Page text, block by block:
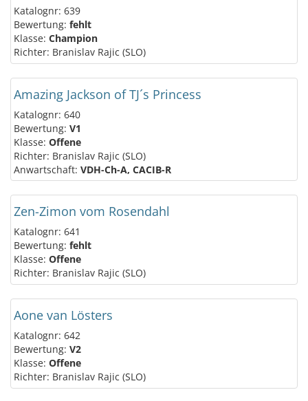
Katalognr: 639
Bewertung: fehlt
Klasse: Champion
Richter: Branislav Rajic (SLO)
Amazing Jackson of TJ´s Princess
Katalognr: 640
Bewertung: V1
Klasse: Offene
Richter: Branislav Rajic (SLO)
Anwartschaft: VDH-Ch-A, CACIB-R
Zen-Zimon vom Rosendahl
Katalognr: 641
Bewertung: fehlt
Klasse: Offene
Richter: Branislav Rajic (SLO)
Aone van Lösters
Katalognr: 642
Bewertung: V2
Klasse: Offene
Richter: Branislav Rajic (SLO)